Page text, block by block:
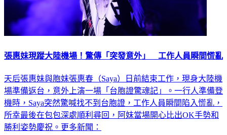
張惠妹現蹤大陸機場！驚傳「突發意外」 工作人員瞬間慌亂
天后張惠妹與胞妹張惠春（Saya）日前結束工作，現身大陸機
場準備返台，意外上演一場「台胞證驚魂記」。一行人準備登
機時，Saya突然驚喊找不到台胞證，工作人員瞬間陷入慌亂，
所幸最後在包包深處順利尋回，阿妹當場開心比出OK手勢和
勝利姿勢慶祝。更多新聞：